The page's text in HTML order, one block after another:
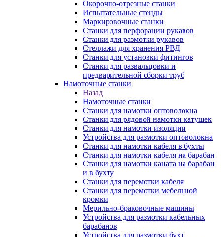
Окорочно-отрезные станки
Испытательные стенды
Маркировочные станки
Станки для перфорации рукавов
Станки для размотки рукавов
Стеллажи для хранения РВД
Станки для установки фитингов
Станки для развальцовки и
предварительной сборки труб
Намоточные станки
Назад
Намоточные станки
Станки для намотки оптоволокна
Станки для рядовой намотки катушек
Станки для намотки изоляции
Устройства для размотки оптоволокна
Станки для намотки кабеля в бухты
Станки для намотки кабеля на барабан
Станки для намотки каната на барабан
и в бухту
Станки для перемотки кабеля
Станки для перемотки мебельной
кромки
Мерильно-браковочные машины
Устройства для размотки кабельных
барабанов
Устройства для размотки бухт